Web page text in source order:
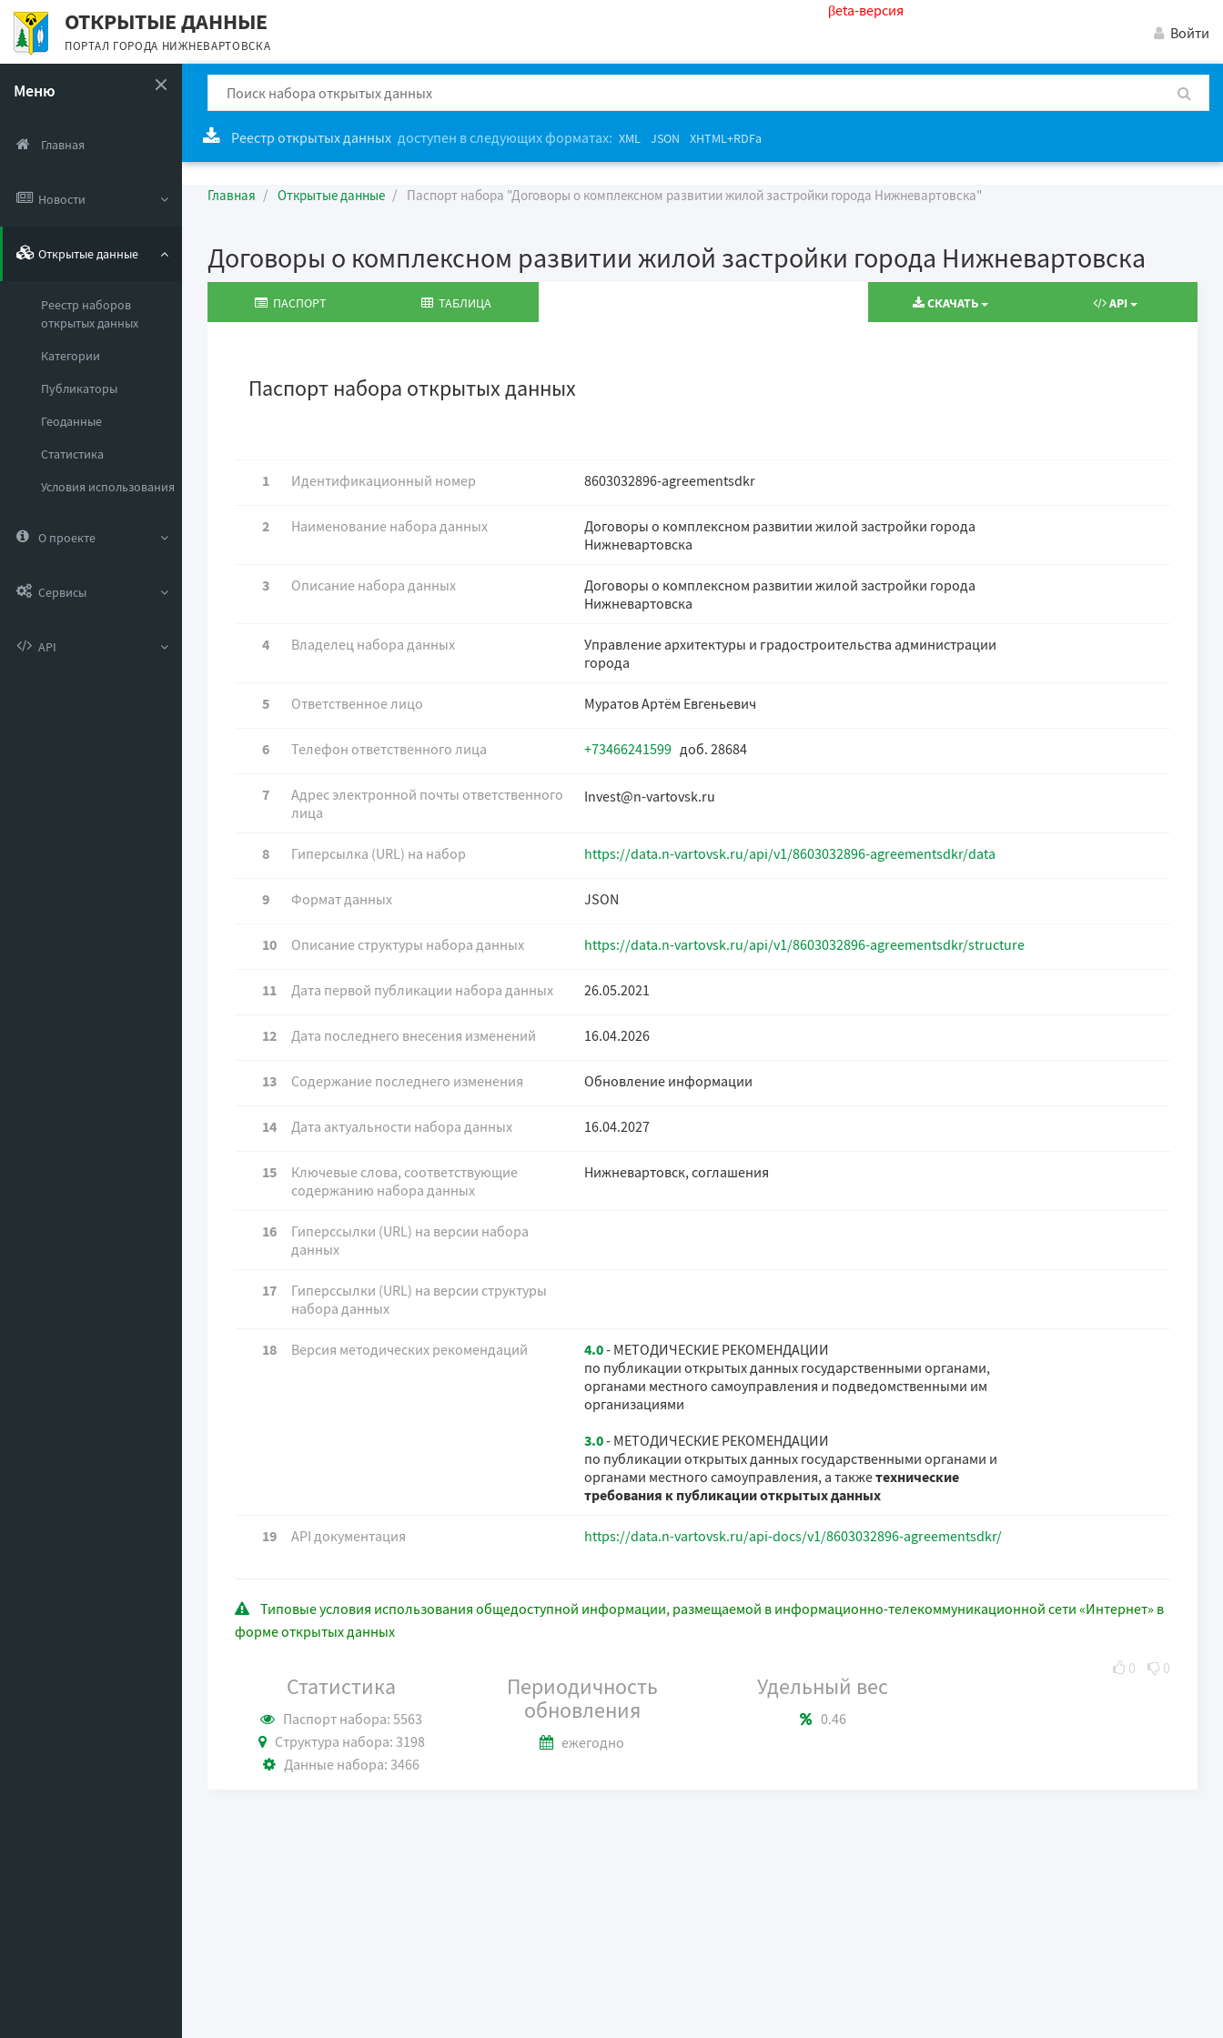
ОТКРЫТЫЕ ДАННЫЕ
ПОРТАЛ ГОРОДА НИЖНЕВАРТОВСКА
βeta-версия
Войти
Меню
Главная
Новости
Открытые данные
Реестр наборов
открытых данных
Категории
Публикаторы
Геоданные
Статистика
Условия использования
О проекте
Сервисы
API
Реестр открытых данных доступен в следующих форматах: XML JSON XHTML+RDFa
Главная Открытые данные Паспорт набора "Договоры о комплексном развитии жилой застройки города Нижневартовска"
Договоры о комплексном развитии жилой застройки города Нижневартовска
ПАСПОРТ ТАБЛИЦА СКАЧАТЬ API
Паспорт набора открытых данных
1 Идентификационный номер 8603032896-agreementsdkr
2 Наименование набора данных
Договоры о комплексном развитии жилой застройки города
Нижневартовска
3 Описание набора данных
Договоры о комплексном развитии жилой застройки города
Нижневартовска
4 Владелец набора данных
Управление архитектуры и градостроительства администрации
города
5 Ответственное лицо Муратов Артём Евгеньевич
6 Телефон ответственного лица +73466241599 доб. 28684
7
Адрес электронной почты ответственного
лица
Invest@n-vartovsk.ru
8 Гиперсылка (URL) на набор https://data.n-vartovsk.ru/api/v1/8603032896-agreementsdkr/data
9 Формат данных JSON
10 Описание структуры набора данных https://data.n-vartovsk.ru/api/v1/8603032896-agreementsdkr/structure
11 Дата первой публикации набора данных 26.05.2021
12 Дата последнего внесения изменений 16.04.2026
13 Содержание последнего изменения Обновление информации
14 Дата актуальности набора данных 16.04.2027
15
Ключевые слова, соответствующие
содержанию набора данных
Нижневартовск, соглашения
16
Гиперссылки (URL) на версии набора
данных
17
Гиперссылки (URL) на версии структуры
набора данных
18 Версия методических рекомендаций 4.0- МЕТОДИЧЕСКИЕ РЕКОМЕНДАЦИИ
по публикации открытых данных государственными органами,
органами местного самоуправления и подведомственными им
организациями
3.0- МЕТОДИЧЕСКИЕ РЕКОМЕНДАЦИИ
по публикации открытых данных государственными органами и
органами местного самоуправления, а такжетехнические
требования к публикации открытых данных
19 API документация https://data.n-vartovsk.ru/api-docs/v1/8603032896-agreementsdkr/
Типовые условия использования общедоступной информации, размещаемой в информационно-телекоммуникационной сети «Интернет» в
форме открытых данных
Статистика
Паспорт набора: 5563
Структура набора: 3198
Данные набора: 3466
Периодичность
обновления
ежегодно
Удельный вес
0.46
0 0